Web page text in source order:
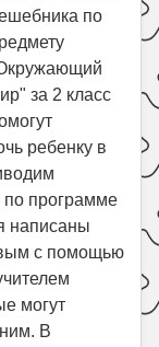
по
за 2 класс
ребенку в
по программе
написаны
с помощью
могут
В